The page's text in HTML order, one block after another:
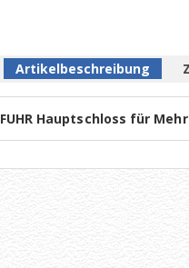
Artikelbeschreibung
FUHR Hauptschloss für